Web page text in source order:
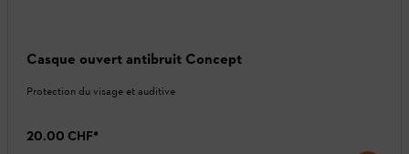
Casque ouvert antibruit Concept
Protection du visage et auditive
20.00 CHF*